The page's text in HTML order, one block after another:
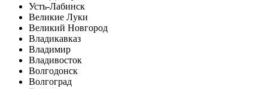
Усть-Лабинск
Великие Луки
Великий Новгород
Владикавказ
Владимир
Владивосток
Волгодонск
Волгоград